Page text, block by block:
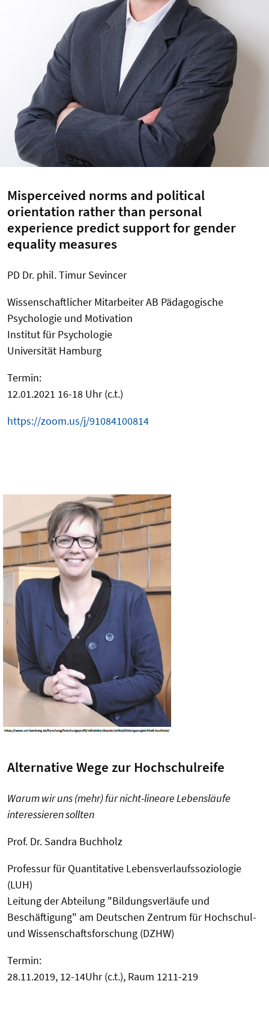
Misperceived norms and political
orientation rather than personal
experience predict support for gender
equality measures
PD Dr. phil. Timur Sevincer
Wissenschaftlicher Mitarbeiter AB Pädagogische
Psychologie und Motivation
Institut für Psychologie
Universität Hamburg
Termin:
12.01.2021 16-18 Uhr (c.t.)
https://zoom.us/j/91084100814
Alternative Wege zur Hochschulreife
Warum wir uns (mehr) für nicht-lineare Lebensläufe
interessieren sollten
Prof. Dr. Sandra Buchholz
Professur für Quantitative Lebensverlaufssoziologie
(LUH)
Leitung der Abteilung "Bildungsverläufe und
Beschäftigung" am Deutschen Zentrum für Hochschul-
und Wissenschaftsforschung (DZHW)
Termin:
28.11.2019, 12-14Uhr (c.t.), Raum 1211-219